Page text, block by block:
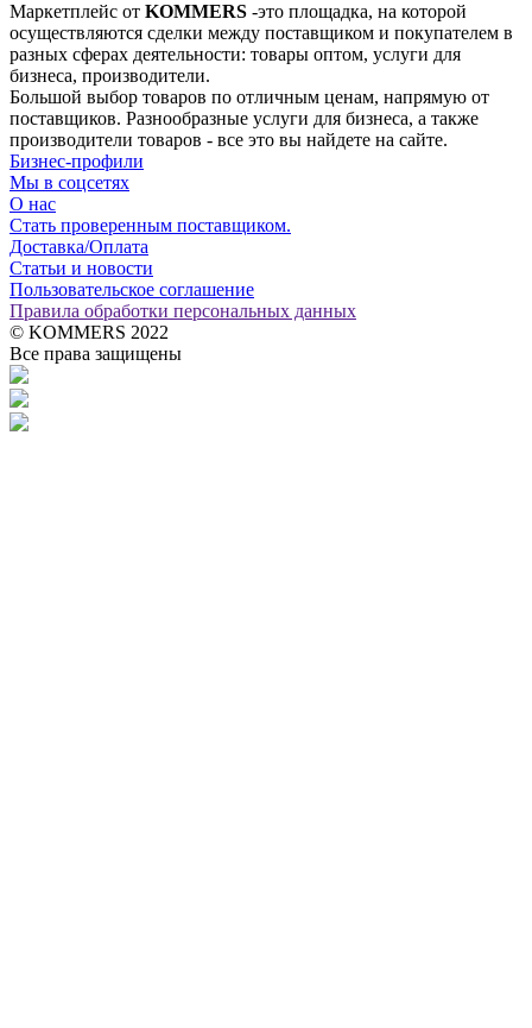
Маркетплейс от KOMMERS -это площадка, на которой
осуществляются сделки между поставщиком и покупателем в
разных сферах деятельности: товары оптом, услуги для
бизнеса, производители.
Большой выбор товаров по отличным ценам, напрямую от
поставщиков. Разнообразные услуги для бизнеса, а также
производители товаров - все это вы найдете на сайте.
Бизнес-профили
Мы в соцсетях
О нас
Стать проверенным поставщиком.
Доставка/Оплата
Статьи и новости
Пользовательское соглашение
Правила обработки персональных данных
© KOMMERS 2022
Все права защищены